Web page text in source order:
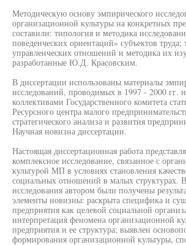
Методическую основу эмпирического
организационной культуры на конкретных
составили: типология и методика
поведенческих ориентаций» субъектов труда;
управленческих отношений и методика их
разработанные Ю.Д. Красовским.
В диссертации использованы материалы
исследований, проводимых в 1997 - 2000 гг.
коллективами Государственного комитета
Ресурсного центра малого
стратегического анализа и развития
Научная новизна диссертации.
Настоящая диссертационная работа
комплексное исследование, связанное с
культурой МП в условиях становления
социальных отношений в малых структурах.
исследования автором были получены
элементы новизны: раскрыта специфика и
предприятия как целевой социальной
интерпретация феномена организационной
предприятия и ее структура; выявлен
формирования организационной культуры,